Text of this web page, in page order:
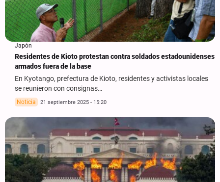
Japón
Residentes de Kioto protestan contra soldados estadounidenses
armados fuera de la base
En Kyotango, prefectura de Kioto, residentes y activistas locales
se reunieron con consignas…
Noticia 21 septiembre 2025 - 15:20